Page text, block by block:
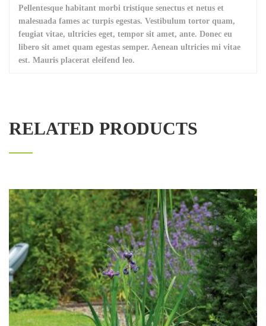
Pellentesque habitant morbi tristique senectus et netus et
malesuada fames ac turpis egestas. Vestibulum tortor quam,
feugiat vitae, ultricies eget, tempor sit amet, ante. Donec eu
libero sit amet quam egestas semper. Aenean ultricies mi vitae
est. Mauris placerat eleifend leo.
RELATED PRODUCTS